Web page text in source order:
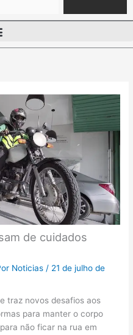
de cuidados
Noticias / 21 de julho de
traz novos desafios aos
para manter o corpo
não ficar na rua em